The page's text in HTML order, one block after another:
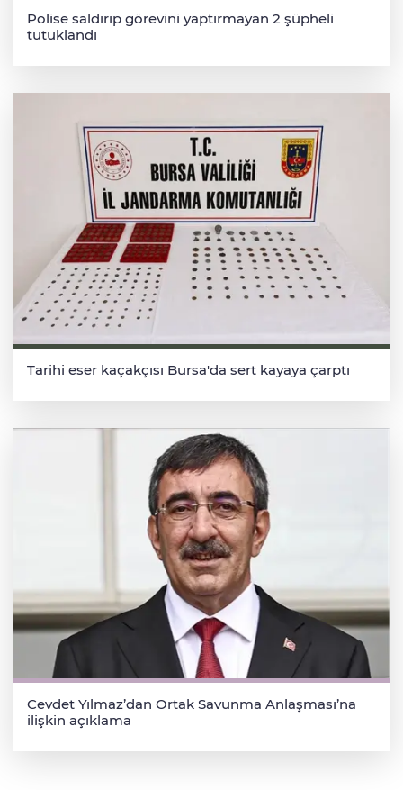
Polise saldırıp görevini yaptırmayan 2 şüpheli
tutuklandı
Tarihi eser kaçakçısı Bursa'da sert kayaya çarptı
Cevdet Yılmaz’dan Ortak Savunma Anlaşması’na
ilişkin açıklama